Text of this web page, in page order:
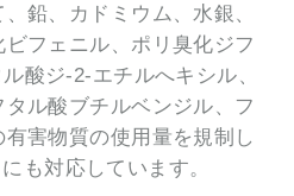
鉛、カドミウム、水銀、
フェニル、ポリ臭化ジフ
酸ジ-2-エチルへキシル、
ル酸ブチルベンジル、フ
害物質の使用量を規制し
も対応しています。